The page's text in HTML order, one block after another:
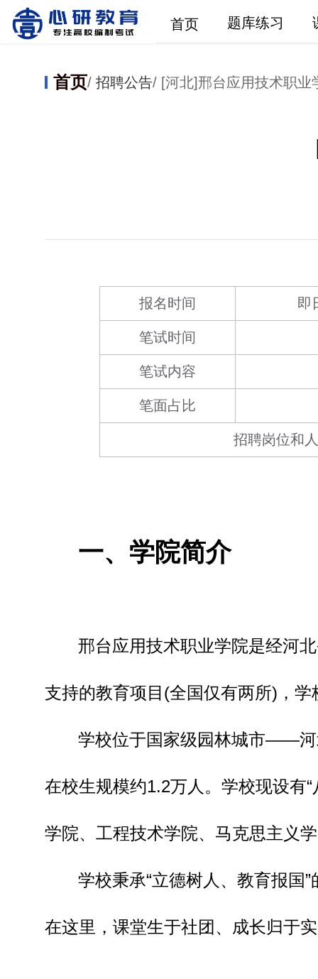
首页 题库练习
首页/ 招聘公告/ [河北]邢台应用技术职业
报名时间 即
笔试时间
笔试内容
笔面占比
招聘岗位和
一、学院简介
邢台应用技术职业学院是经河
支持的教育项目(全国仅有两所)，
学校位于国家级园林城市——河
在校生规模约1.2万人。学校现设有
学院、工程技术学院、马克思主义
学校秉承“立德树人、教育报国
在这里，课堂生于社团、成长归于